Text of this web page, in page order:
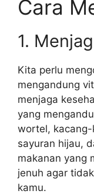
Cara
1.
Kita perlu
mengandung
menjaga
yang
wortel,
sayuran hijau,
makanan yang
jenuh agar
kamu.